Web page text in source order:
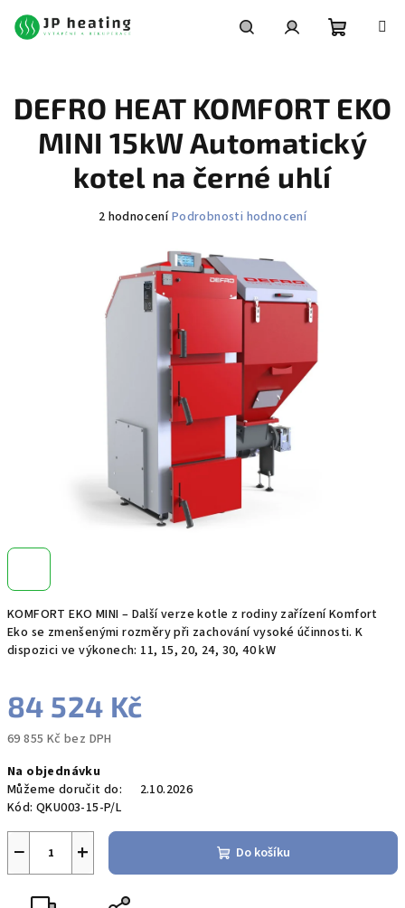
obsah
košík
KOMFORT EKO MINI – Další verze kotle z rodiny zařízení Komfort
Eko se zmenšenými rozměry při zachování vysoké účinnosti. K
dispozici ve výkonech: 11, 15, 20, 24, 30, 40 kW
84 524 Kč
69 855 Kč bez DPH
cena:
Na objednávku
Můžeme doručit do:
2.10.2026
Kód: QKU003-15-P/L
+
− Do košíku
DEFRO HEAT KOMFORT EKO
MINI 15kW Automatický
kotel na černé uhlí
Průměrné
3,0
2 hodnoceníPodrobnosti hodnocení